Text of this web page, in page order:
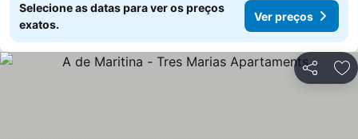
Selecione as datas para ver os preços
exatos.
Ver preços
Partilhar